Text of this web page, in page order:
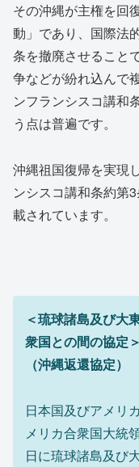
その沖縄が主権を回
動」であり、国際法
条を撤廃させること
争などが紛れ込んで
ンフランシスコ講和
う点は普遍です。
沖縄祖国復帰を実現
ンシスコ講和条約第
載されています。
＜琉球諸島及び大
衆国との間の協定＞
（沖縄返還協定）
日本国及びアメリ
メリカ合衆国大統
日に琉球諸島及び